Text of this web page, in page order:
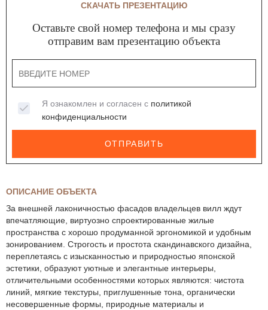
ОПИСАНИЕ ОБЪЕКТА
За внешней лаконичностью фасадов владельцев вилл ждут
впечатляющие, виртуозно спроектированные жилые
пространства с хорошо продуманной эргономикой и удобным
зонированием. Строгость и простота скандинавского дизайна,
переплетаясь с изысканностью и природностью японской
эстетики, образуют уютные и элегантные интерьеры,
отличительными особенностями которых являются: чистота
линий, мягкие текстуры, приглушенные тона, органически
несовершенные формы, природные материалы и
СКАЧАТЬ ПРЕЗЕНТАЦИЮ
Оставьте свой номер телефона и мы сразу
отправим вам презентацию объекта
Я ознакомлен и согласен с политикой
конфиденциальности
ОТПРАВИТЬ